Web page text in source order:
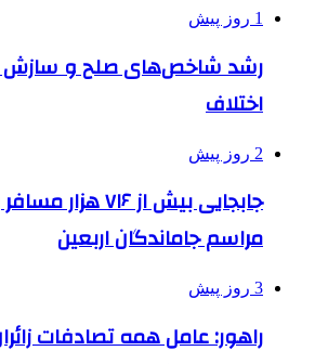
1 روز پیش
رشد شاخص‌های صلح و سازش
اختلاف
2 روز پیش
جابجایی بیش از
مراسم جاماندگان اربعین
3 روز پیش
راهور: عامل همه تصادفات